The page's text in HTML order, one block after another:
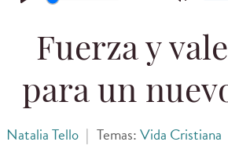
Play Mute
Fuerza y
para un
Natalia Tello | Temas:Vida Cristiana